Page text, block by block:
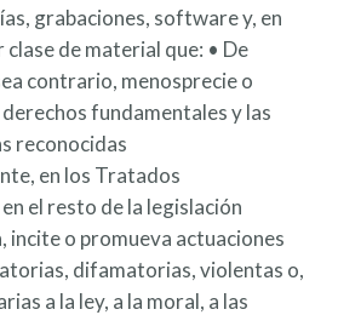
grabaciones, software y, en
de material que: • De
contrario, menosprecie o
fundamentales y las
reconocidas
en los Tratados
el resto de la legislación
incite o promueva actuaciones
difamatorias, violentas o,
a la ley, a la moral, a las